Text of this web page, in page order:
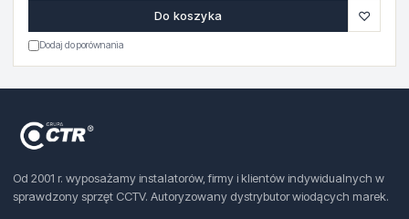
Do koszyka ♡
Dodaj do porównania
Od 2001 r. wyposażamy instalatorów, firmy i klientów indywidualnych w
sprawdzony sprzęt CCTV. Autoryzowany dystrybutor wiodących marek.